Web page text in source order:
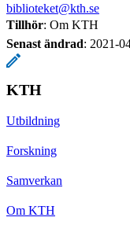
biblioteket@kth.se
Tillhör: Om KTH
Senast ändrad: 2021-
KTH
Utbildning
Forskning
Samverkan
Om KTH